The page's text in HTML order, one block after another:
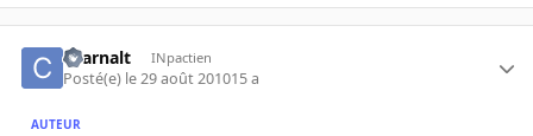
charnalt INpactien
Posté(e) le 29 août 201015 a
AUTEUR